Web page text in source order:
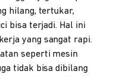
hilang, tertukar,
bisa terjadi. Hal ini
yang sangat rapi.
seperti mesin
tidak bisa dibilang